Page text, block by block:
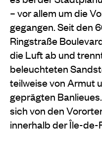
– vor allem um die
gegangen. Seit den
Ringstraße
die Luft ab und
beleuchteten
teilweise von Armut
geprägten
sich von den
innerhalb der Île-